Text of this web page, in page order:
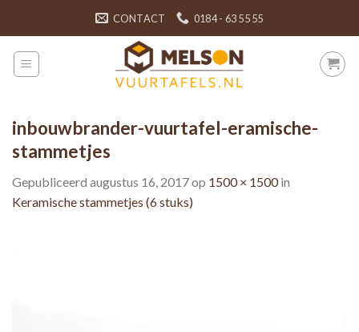
content
CONTACT 0184 - 63 55 55
inbouwbrander-vuurtafel-eramische-
stammetjes
Gepubliceerd augustus 16, 2017op 1500 × 1500in
Keramische stammetjes (6 stuks)